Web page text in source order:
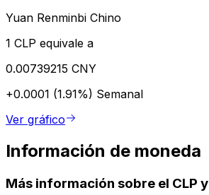
Yuan Renminbi Chino
1 CLP equivale a
0.00739215 CNY
+0.0001 (1.91%) Semanal
Ver gráfico
Información de moneda
Más información sobre el CLP y